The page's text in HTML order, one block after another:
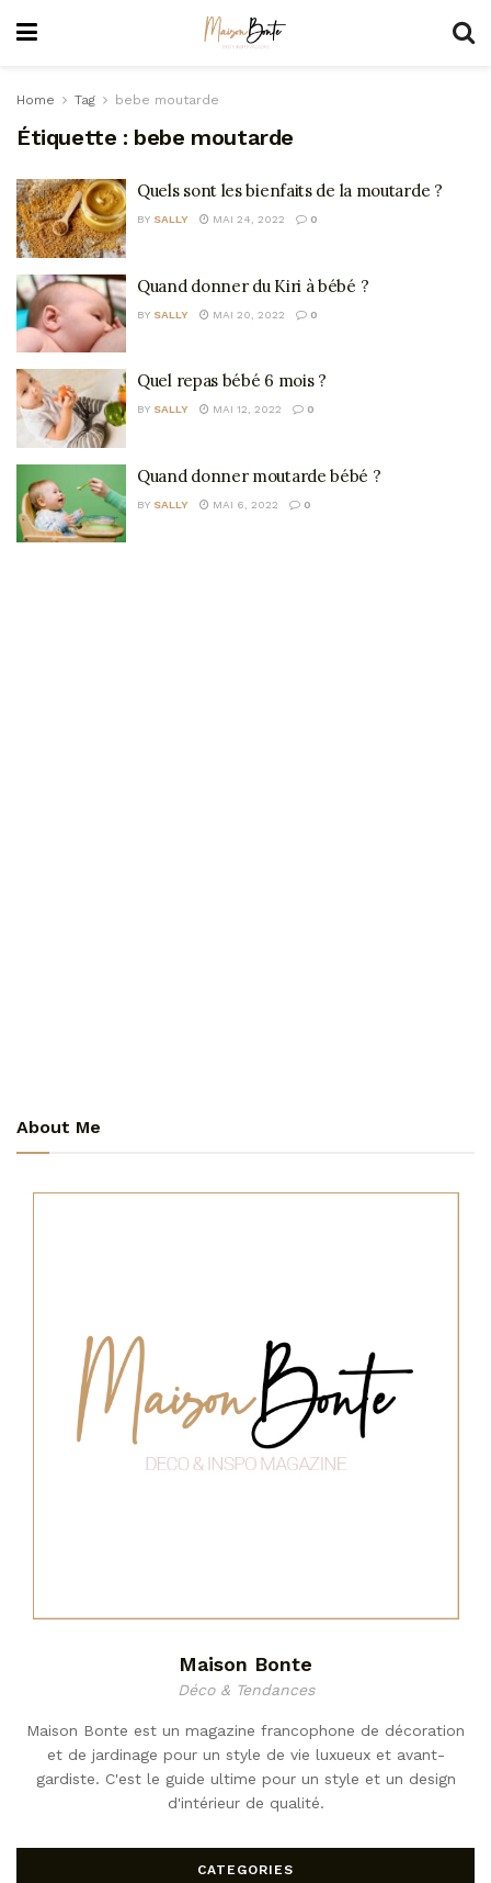
Home Tag bebe moutarde
Étiquette : bebe moutarde
Quels sont les bienfaits de la moutarde ?
BY SALLY MAI 24, 2022 0
Quand donner du Kiri à bébé ?
BY SALLY MAI 20, 2022 0
Quel repas bébé 6 mois ?
BY SALLY MAI 12, 2022 0
Quand donner moutarde bébé ?
BY SALLY MAI 6, 2022 0
About Me
Maison Bonte
Déco & Tendances
Maison Bonte est un magazine francophone de décoration
et de jardinage pour un style de vie luxueux et avant-
gardiste. C'est le guide ultime pour un style et un design
d'intérieur de qualité.
CATEGORIES